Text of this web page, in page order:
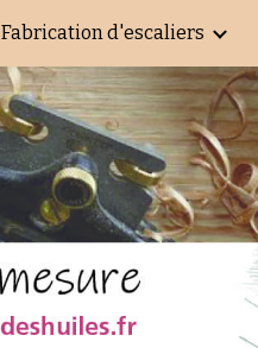
Skip to navigation
Fabrication d'escaliers